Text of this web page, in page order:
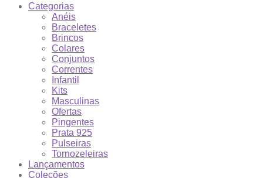
Categorias
Anéis
Braceletes
Brincos
Colares
Conjuntos
Correntes
Infantil
Kits
Masculinas
Ofertas
Pingentes
Prata 925
Pulseiras
Tornozeleiras
Lançamentos
Coleções